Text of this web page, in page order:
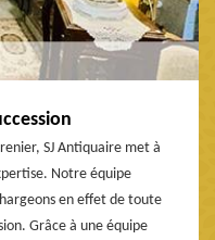
SJ Antiquaire met à
Notre équipe
en effet de toute
Grâce à une équipe